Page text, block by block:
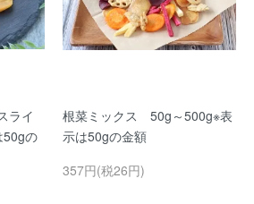
ライ
の
根菜ミックス 50g～500g※表
示は50gの金額
357円(税26円)